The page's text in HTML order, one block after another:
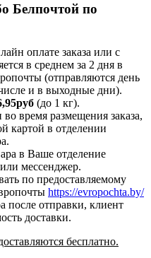
Белпочтой по
оплате заказа или с
в среднем за 2 дня в
(отправляются день
и в выходные дни).
(до 1 кг).
время размещения заказа,
картой в отделении
в Ваше отделение
мессенджер.
по предоставляемому
https://evropochta.by/
после отправки, клиент
доставки.
бесплатно.